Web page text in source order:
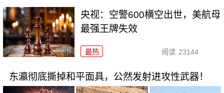
央视：空警600横空出世，美航母
最强王牌失效
最热 阅读 23144
东瀛彻底撕掉和平面具，公然发射进攻性武器！